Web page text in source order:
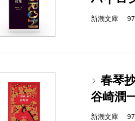
新潮文庫
春琴
谷崎潤
新潮文庫